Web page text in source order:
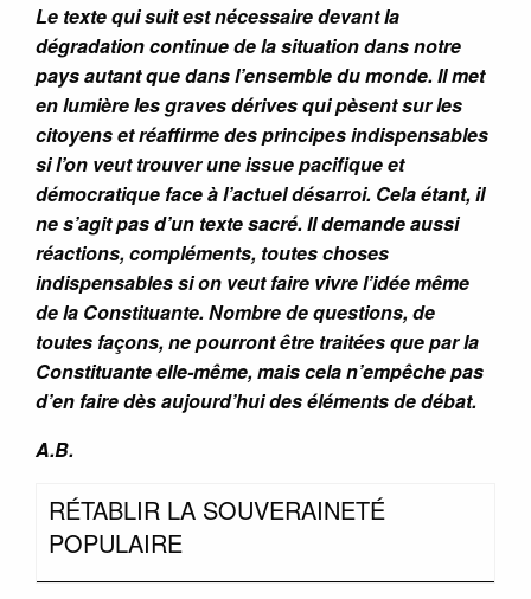
Le texte qui suit est nécessaire devant la
dégradation continue de la situation dans notre
pays autant que dans l’ensemble du monde. Il met
en lumière les graves dérives qui pèsent sur les
citoyens et réaffirme des principes indispensables
si l’on veut trouver une issue pacifique et
démocratique face à l’actuel désarroi. Cela étant, il
ne s’agit pas d’un texte sacré. Il demande aussi
réactions, compléments, toutes choses
indispensables si on veut faire vivre l’idée même
de la Constituante. Nombre de questions, de
toutes façons, ne pourront être traitées que par la
Constituante elle-même, mais cela n’empêche pas
d’en faire dès aujourd’hui des éléments de débat.
A.B.
RÉTABLIR LA SOUVERAINETÉ
POPULAIRE